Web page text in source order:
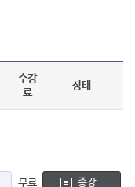
수강
료
상태
무료 종강